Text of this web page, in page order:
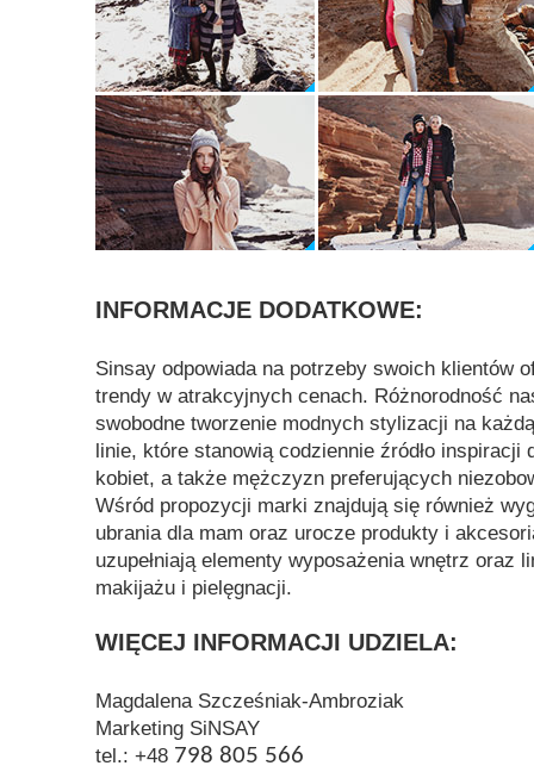
INFORMACJE DODATKOWE:
Sinsay odpowiada na potrzeby swoich klientów
trendy w atrakcyjnych cenach. Różnorodność
swobodne tworzenie modnych stylizacji na
linie, które stanowią codziennie źródło inspiracji
kobiet, a także mężczyzn preferujących
Wśród propozycji marki znajdują się również
ubrania dla mam oraz urocze produkty i
uzupełniają elementy wyposażenia wnętrz oraz
makijażu i pielęgnacji.
WIĘCEJ INFORMACJI UDZIELA:
Magdalena Szcześniak-Ambroziak
Marketing SiNSAY
tel.: +48 798 805 566